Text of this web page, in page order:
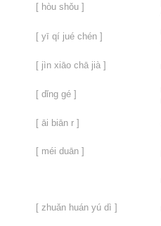
[ hòu shǒu ]
[ yī qí jué chén ]
[ jìn xiāo chā jià ]
[ dǐng gé ]
[ āi biān r ]
[ méi duān ]
[ zhuǎn huán yú dì ]